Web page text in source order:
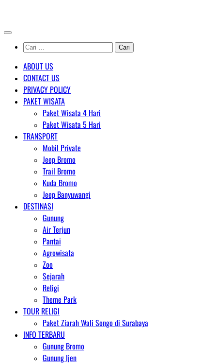
content
Cari
untuk:
ABOUT US
CONTACT US
PRIVACY POLICY
PAKET WISATA
Paket Wisata 4 Hari
Paket Wisata 5 Hari
TRANSPORT
Mobil Private
Jeep Bromo
Trail Bromo
Kuda Bromo
Jeep Banyuwangi
DESTINASI
Gunung
Air Terjun
Pantai
Agrowisata
Zoo
Sejarah
Religi
Theme Park
TOUR RELIGI
Paket Ziarah Wali Songo di Surabaya
INFO TERBARU
Gunung Bromo
Gunung Ijen